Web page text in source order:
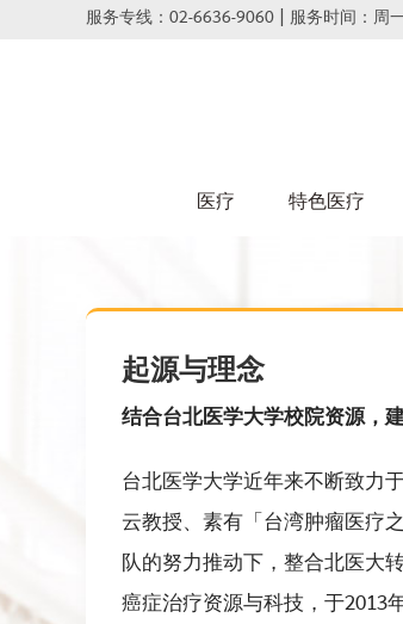
服务专线：02-6636-9060 | 服务时间：周
医疗 特色医疗
起源与理念
结合台北医学大学校院资源，
台北医学大学近年来不断致力
云教授、素有「台湾肿瘤医疗
队的努力推动下，整合北医大
癌症治疗资源与科技，于2013